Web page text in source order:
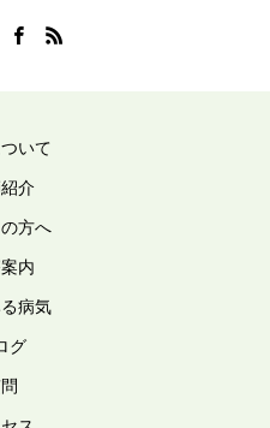
いて
介
方へ
内
病気
グ